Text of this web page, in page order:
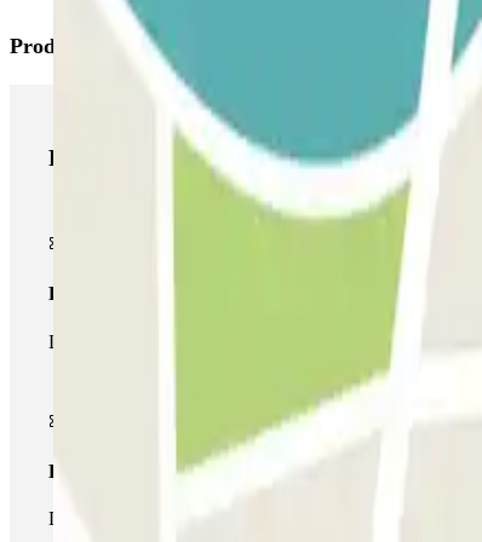
Productos de Parclick
Productos de Parclick
Pase básico
Durante tu estancia podrás entrar y salir una única vez
Pase multiparking
Durante tu estancia podrás hacer uso de toda la red de